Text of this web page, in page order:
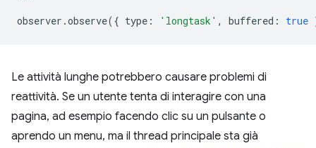
observer .observe({ type : 'longtask' , buffered : true
Le attività lunghe potrebbero causare problemi di
reattività. Se un utente tenta di interagire con una
pagina, ad esempio facendo clic su un pulsante o
aprendo un menu, ma il thread principale sta già